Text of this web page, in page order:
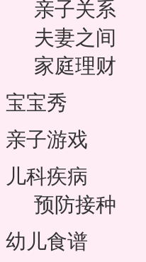
亲子关系
夫妻之间
家庭理财
宝宝秀
亲子游戏
儿科疾病
预防接种
幼儿食谱